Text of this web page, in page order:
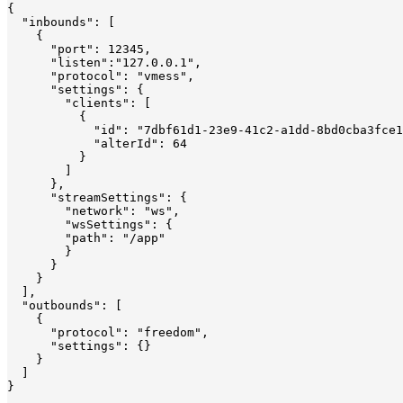
{
  "inbounds": [
    {
      "port": 12345,
      "listen":"127.0.0.1",
      "protocol": "vmess",
      "settings": {
        "clients": [
          {
"id": "7dbf61d1-23e9-41c2-a1dd-
            "alterId": 64
          }
      },
      "streamSettings": {
        "network": "ws",
        "wsSettings": {
        "path": "/app"
        }
      }
    }
  ],
  "outbounds": [
    {
      "protocol": "freedom",
      "settings": {}
    }
}